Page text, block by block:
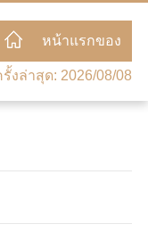
หน้าแรกของ
งล่าสุด: 2026/08/08